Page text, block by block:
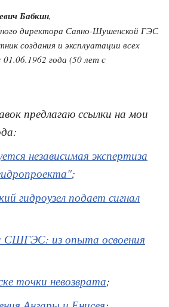
Бабкин,
директора Саяно-Шушенской ГЭС
создания и эксплуатации всех
01.06.1962 года (50 лет с
предлагаю ссылки на мои
независимая экспертиза
;
гидроузел подает сигнал
СШГЭС: из опыта освоения
точки невозврата;